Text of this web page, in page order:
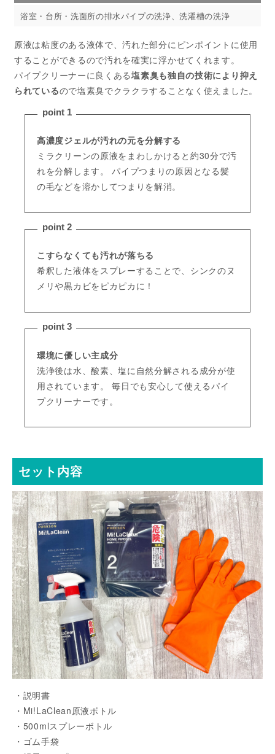
浴室・台所・洗⾯所の排⽔パイプの洗浄、洗濯槽の洗浄
原液は粘度のある液体で、汚れた部分にピンポイントに使用
することができるので汚れを確実に浮かせてくれます。
パイプクリーナーに良くある塩素臭も独自の技術により抑え
られているので塩素臭でクラクラすることなく使えました。
point 1
高濃度ジェルが汚れの元を分解する
ミラクリーンの原液をまわしかけると約30分で汚
れを分解します。 パイプつまりの原因となる髪
の毛などを溶かしてつまりを解消。
point 2
こすらなくても汚れが落ちる
希釈した液体をスプレーすることで、シンクのヌ
メリや黒カビをピカピカに！
point 3
環境に優しい主成分
洗浄後は水、酸素、塩に自然分解される成分が使
用されています。 毎日でも安心して使えるパイ
プクリーナーです。
セット内容
・説明書
・Mi!LaClean原液ボトル
・500mlスプレーボトル
・ゴム手袋